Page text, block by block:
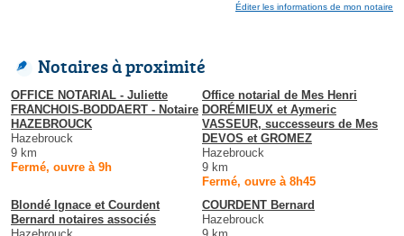
Éditer les informations de mon notaire
Notaires à proximité
OFFICE NOTARIAL - Juliette
FRANCHOIS-BODDAERT - Notaire
HAZEBROUCK
Hazebrouck
9 km
Fermé, ouvre à 9h
Office notarial de Mes Henri
DORÉMIEUX et Aymeric
VASSEUR, successeurs de Mes
DEVOS et GROMEZ
Hazebrouck
9 km
Fermé, ouvre à 8h45
Blondé Ignace et Courdent
Bernard notaires associés
COURDENT Bernard
Hazebrouck